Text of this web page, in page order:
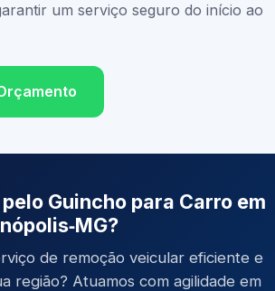
um serviço seguro do início ao
Guincho para Carro em
de remoção veicular eficiente e
região? Atuamos com agilidade em